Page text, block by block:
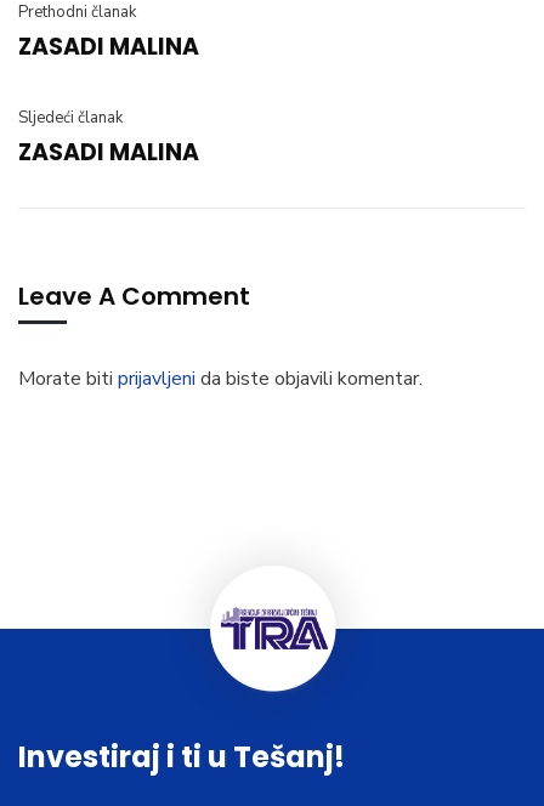
Prethodni članak
ZASADI MALINA
Sljedeći članak
ZASADI MALINA
Leave A Comment
Morate biti prijavljeni da biste objavili komentar.
Investiraj i ti u Tešanj!